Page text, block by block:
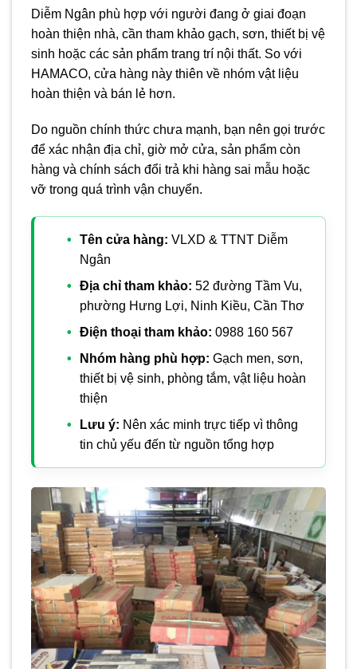
Diễm Ngân phù hợp với người đang ở giai đoạn
hoàn thiện nhà, cần tham khảo gạch, sơn, thiết bị vệ
sinh hoặc các sản phẩm trang trí nội thất. So với
HAMACO, cửa hàng này thiên về nhóm vật liệu
hoàn thiện và bán lẻ hơn.
Do nguồn chính thức chưa mạnh, bạn nên gọi trước
để xác nhận địa chỉ, giờ mở cửa, sản phẩm còn
hàng và chính sách đổi trả khi hàng sai mẫu hoặc
vỡ trong quá trình vận chuyển.
Tên cửa hàng: VLXD & TTNT Diễm
Ngân
Địa chỉ tham khảo: 52 đường Tầm Vu,
phường Hưng Lợi, Ninh Kiều, Cần Thơ
Điện thoại tham khảo: 0988 160 567
Nhóm hàng phù hợp: Gạch men, sơn,
thiết bị vệ sinh, phòng tắm, vật liệu hoàn
thiện
Lưu ý: Nên xác minh trực tiếp vì thông
tin chủ yếu đến từ nguồn tổng hợp